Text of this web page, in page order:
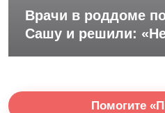
Врачи в роддоме
Сашу и решили:
Помогите